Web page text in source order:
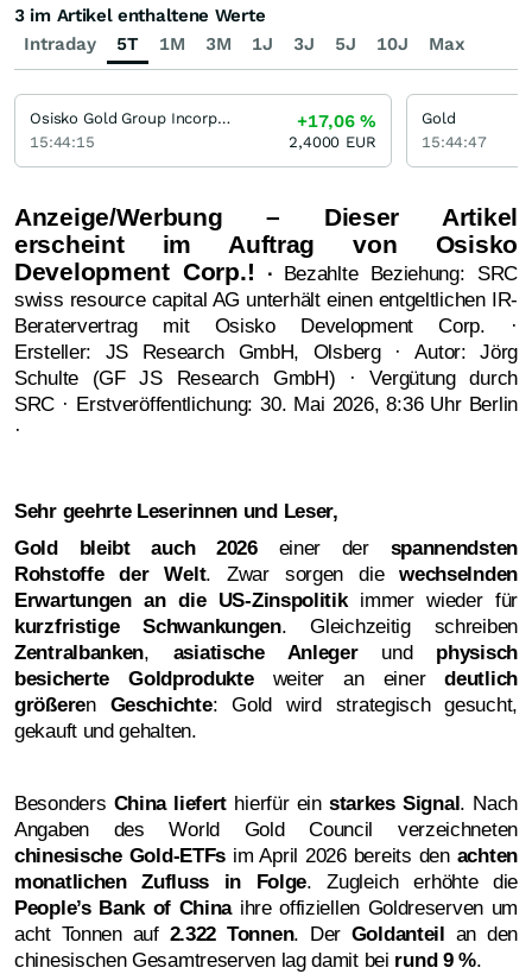
Anzeige/Werbung – Dieser Artikel
erscheint im Auftrag von Osisko
Development Corp.! · Bezahlte Beziehung: SRC
swiss resource capital AG unterhält einen entgeltlichen IR-
Beratervertrag mit Osisko Development Corp. ·
Ersteller: JS Research GmbH, Olsberg · Autor: Jörg
Schulte (GF JS Research GmbH) · Vergütung durch
SRC · Erstveröffentlichung: 30. Mai 2026, 8:36 Uhr Berlin
·
Sehr geehrte Leserinnen und Leser,
Gold bleibt auch 2026
einer der spannendsten
Rohstoffe der Welt. Zwar sorgen diewechselnden
Erwartungen an die US-Zinspolitikimmer wieder für
kurzfristige Schwankungen. Gleichzeitig schreiben
Zentralbanken, asiatische Anlegerund physisch
besicherte Goldprodukteweiter an einerdeutlich
größeren Geschichte: Gold wird strategisch gesucht,
gekauft und gehalten.
Besonders China liefert hierfür ein starkes Signal. Nach
Angaben des World Gold Council verzeichneten
chinesische Gold-ETFs im April 2026 bereits den achten
monatlichen Zufluss in Folge. Zugleich erhöhte die
People’s Bank of Chinaihre offiziellen Goldreserven um
acht Tonnen auf 2.322 Tonnen. Der Goldanteil an den
chinesischen Gesamtreserven lag damit bei rund 9 %.
Intraday 5T 1M 3M 1J 3J 5J 10J Max
3 im Artikel enthaltene Werte
Osisko Gold Group Incorporation
15:44:15
+17,06%
2,4000 EUR
Gold
15:44:47